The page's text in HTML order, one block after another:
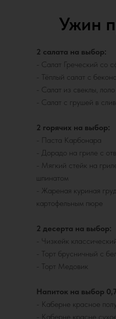
Ужин
2 салата на выбор:
- Салат Греческий со
- Тёплый салат с
- Салат из свеклы,
- Салат с грушей в
2 горячих на выбор:
- Паста Карбонара
- Дорадо на гриле с
- Мягкий стейк на
шпинатом
- Жареная куриная
картофельным пюре
2 десерта на выбор:
- Чизкейк
- Торт брусничный с
- Торт Медовик
Напиток на выбор
- Каберне красное
- Каберне красне